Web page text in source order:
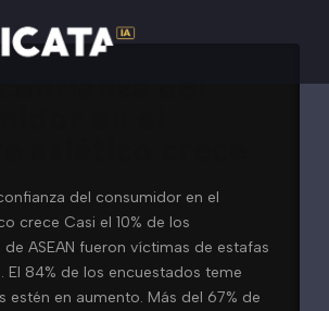
del consumidor en el
crece Casi el 10% de los
ASEAN fueron víctimas de estafas
El 84% de los encuestados teme
estén en aumento. Más del 67% de